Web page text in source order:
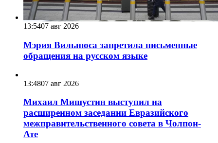
13:5407 авг 2026
Мэрия Вильнюса запретила письменные
обращения на русском языке
13:4807 авг 2026
Михаил Мишустин выступил на
расширенном заседании Евразийского
межправительственного совета в Чолпон-
Ате